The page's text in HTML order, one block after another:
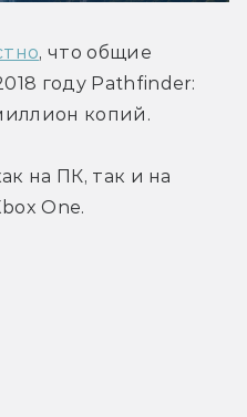
, что общие
году Pathfinder:
копий.
на ПК, так и на
One.